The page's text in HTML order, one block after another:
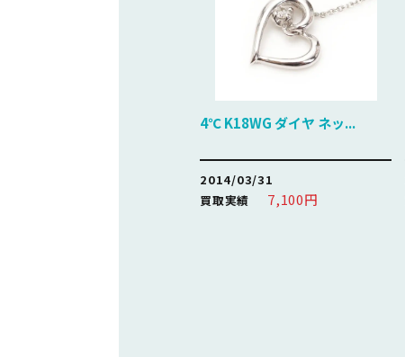
4℃ K18WG ダイヤ ネッ...
2014/03/31
買取実績
7,100円